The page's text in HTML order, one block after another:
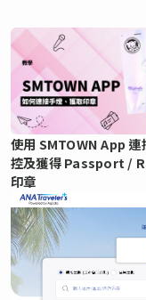
使用 SMTOWN App 連
控及獲得 Passport /
印章